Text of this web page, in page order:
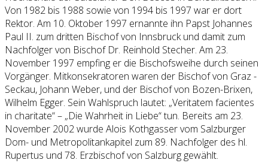
Von 1982 bis 1988 sowie von 1994 bis 1997 war er dort
Rektor. Am 10. Oktober 1997 ernannte ihn Papst Johannes
Paul II. zum dritten Bischof von Innsbruck und damit zum
Nachfolger von Bischof Dr. Reinhold Stecher. Am 23.
November 1997 empfing er die Bischofsweihe durch seinen
Vorgänger. Mitkonsekratoren waren der Bischof von Graz -
Seckau, Johann Weber, und der Bischof von Bozen-Brixen,
Wilhelm Egger. Sein Wahlspruch lautet: „Veritatem facientes
in charitate“ – „Die Wahrheit in Liebe“ tun. Bereits am 23.
November 2002 wurde Alois Kothgasser vom Salzburger
Dom- und Metropolitankapitel zum 89. Nachfolger des hl.
Rupertus und 78. Erzbischof von Salzburg gewählt.